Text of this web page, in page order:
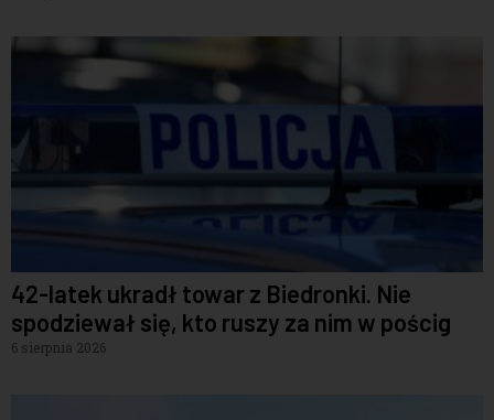
42-latek ukradł towar z Biedronki. Nie
spodziewał się, kto ruszy za nim w pościg
6 sierpnia 2026